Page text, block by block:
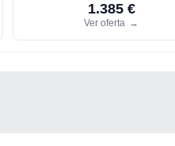
1.385 €
Ver oferta →